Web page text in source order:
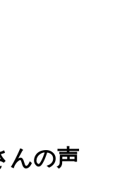
んの声